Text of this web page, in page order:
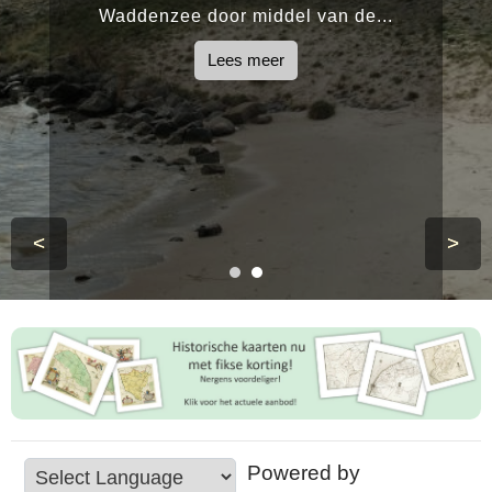
Waddenzee door middel van de...
Lees meer
< >
Powered by